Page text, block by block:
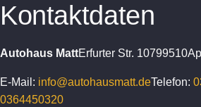
Kontaktdaten
Autohaus MattErfurter Str. 10799510
E-Mail: info@autohausmatt.deTelefon:
0364450320